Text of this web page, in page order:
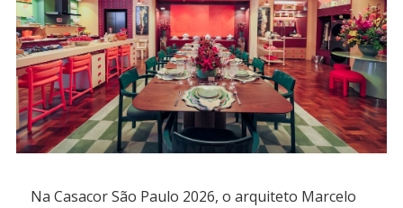
Na Casacor São Paulo 2026, o arquiteto Marcelo